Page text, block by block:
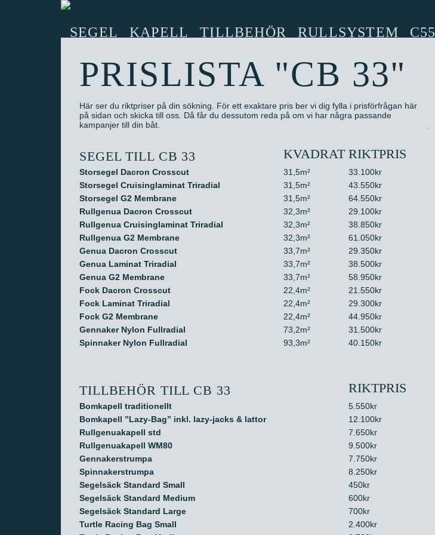
SEGEL KAPELL TILLBEHÖR RULLSYSTEM C55
PRISLISTA "CB 33"
Här ser du riktpriser på din sökning. För ett exaktare pris ber vi dig fylla i prisförfrågan här
på sidan och skicka till oss. Då får du dessutom reda på om vi har några passande
kampanjer till din båt.
SEGEL TILL CB 33 KVADRAT RIKTPRIS
Storsegel Dacron Crosscut 31,5m²
33.100kr
Storsegel Cruisinglaminat Triradial
31,5m²
43.550kr
Storsegel G2 Membrane
31,5m²
64.550kr
Rullgenua Dacron Crosscut
32,3m²
29.100kr
Rullgenua Cruisinglaminat Triradial
32,3m²
38.850kr
Rullgenua G2 Membrane
32,3m²
61.050kr
Genua Dacron Crosscut
33,7m²
29.350kr
Genua Laminat Triradial
33,7m²
38.500kr
Genua G2 Membrane
33,7m²
58.950kr
Fock Dacron Crosscut
22,4m²
21.550kr
Fock Laminat Triradial
22,4m²
29.300kr
Fock G2 Membrane
22,4m²
44.950kr
Gennaker Nylon Fullradial
73,2m²
31.500kr
Spinnaker Nylon Fullradial
93,3m² 40.150kr
TILLBEHÖR TILL CB 33 RIKTPRIS
Bomkapell traditionellt
5.550kr
Bomkapell ”Lazy-Bag” inkl. lazy-jacks & lattor
12.100kr
Rullgenuakapell std
7.650kr
Rullgenuakapell WM80
9.500kr
Gennakerstrumpa
7.750kr
Spinnakerstrumpa
8.250kr
Segelsäck Standard Small
450kr
Segelsäck Standard Medium
600kr
Segelsäck Standard Large
700kr
Turtle Racing Bag Small
2.400kr